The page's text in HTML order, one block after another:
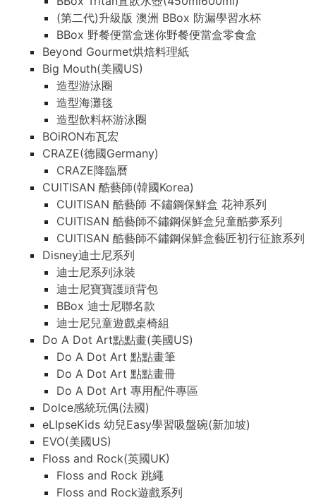
(第二代)升級版 澳洲 BBox 防漏學習水杯
BBox 野餐便當盒迷你野餐便當盒零食盒
Beyond Gourmet烘焙料理紙
Big Mouth(美國US)
造型游泳圈
造型海灘毯
造型飲料杯游泳圈
BOiRON布瓦宏
CRAZE(德國Germany)
CRAZE降臨曆
CUITISAN 酷藝師(韓國Korea)
CUITISAN 酷藝師 不鏽鋼保鮮盒 花神系列
CUITISAN 酷藝師不鏽鋼保鮮盒兒童酷夢系列
CUITISAN 酷藝師不鏽鋼保鮮盒藝匠初行征旅系列
Disney迪士尼系列
迪士尼系列泳裝
迪士尼寶寶護頭背包
BBox 迪士尼聯名款
迪士尼兒童遊戲桌椅組
Do A Dot Art點點畫(美國US)
Do A Dot Art 點點畫筆
Do A Dot Art 點點畫冊
Do A Dot Art 專用配件專區
Dolce感統玩偶(法國)
eLIpseKids 幼兒Easy學習吸盤碗(新加坡)
EVO(美國US)
Floss and Rock(英國UK)
Floss and Rock 跳繩
Floss and Rock遊戲系列